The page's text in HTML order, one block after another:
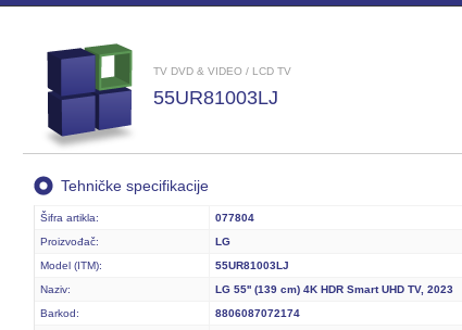
TV DVD & VIDEO / LCD TV
55UR81003LJ
Tehničke specifikacije
Šifra artikla:
077804
Proizvođač:
LG
Model (ITM):
55UR81003LJ
Naziv:
LG 55'' (139 cm) 4K HDR Smart UHD TV, 2023
Barkod:
8806087072174